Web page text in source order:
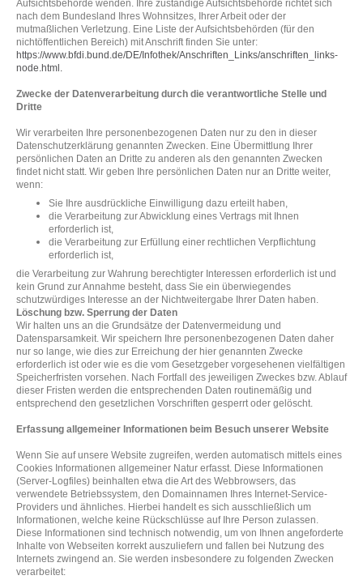
Aufsichtsbehörde wenden. Ihre zuständige Aufsichtsbehörde richtet sich
nach dem Bundesland Ihres Wohnsitzes, Ihrer Arbeit oder der
mutmaßlichen Verletzung. Eine Liste der Aufsichtsbehörden (für den
nichtöffentlichen Bereich) mit Anschrift finden Sie unter:
https://www.bfdi.bund.de/DE/Infothek/Anschriften_Links/anschriften_links-
node.html .
Zwecke der Datenverarbeitung durch die verantwortliche Stelle und
Dritte
Wir verarbeiten Ihre personenbezogenen Daten nur zu den in dieser
Datenschutzerklärung genannten Zwecken. Eine Übermittlung Ihrer
persönlichen Daten an Dritte zu anderen als den genannten Zwecken
findet nicht statt. Wir geben Ihre persönlichen Daten nur an Dritte weiter,
wenn:
Sie Ihre ausdrückliche Einwilligung dazu erteilt haben,
die Verarbeitung zur Abwicklung eines Vertrags mit Ihnen
erforderlich ist,
die Verarbeitung zur Erfüllung einer rechtlichen Verpflichtung
erforderlich ist,
die Verarbeitung zur Wahrung berechtigter Interessen erforderlich ist und
kein Grund zur Annahme besteht, dass Sie ein überwiegendes
schutzwürdiges Interesse an der Nichtweitergabe Ihrer Daten haben.
Löschung bzw. Sperrung der Daten
Wir halten uns an die Grundsätze der Datenvermeidung und
Datensparsamkeit. Wir speichern Ihre personenbezogenen Daten daher
nur so lange, wie dies zur Erreichung der hier genannten Zwecke
erforderlich ist oder wie es die vom Gesetzgeber vorgesehenen vielfältigen
Speicherfristen vorsehen. Nach Fortfall des jeweiligen Zweckes bzw. Ablauf
dieser Fristen werden die entsprechenden Daten routinemäßig und
entsprechend den gesetzlichen Vorschriften gesperrt oder gelöscht.
Erfassung allgemeiner Informationen beim Besuch unserer Website
Wenn Sie auf unsere Website zugreifen, werden automatisch mittels eines
Cookies Informationen allgemeiner Natur erfasst. Diese Informationen
(Server-Logfiles) beinhalten etwa die Art des Webbrowsers, das
verwendete Betriebssystem, den Domainnamen Ihres Internet-Service-
Providers und ähnliches. Hierbei handelt es sich ausschließlich um
Informationen, welche keine Rückschlüsse auf Ihre Person zulassen.
Diese Informationen sind technisch notwendig, um von Ihnen angeforderte
Inhalte von Webseiten korrekt auszuliefern und fallen bei Nutzung des
Internets zwingend an. Sie werden insbesondere zu folgenden Zwecken
verarbeitet: